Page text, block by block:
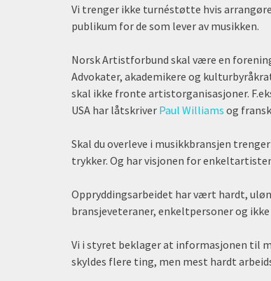
Vi trenger ikke turnéstøtte hvis
publikum for de som lever av musikken.
Norsk Artistforbund skal være en
Advokater, akademikere og
skal ikke fronte artistorganisasjoner.
USA har låtskriver Paul Williams og
Skal du overleve i musikkbransjen
trykker. Og har visjonen for
Oppryddingsarbeidet har vært hardt,
bransjeveteraner, enkeltpersoner og
Vi i styret beklager at informasjonen til
skyldes flere ting, men mest hardt